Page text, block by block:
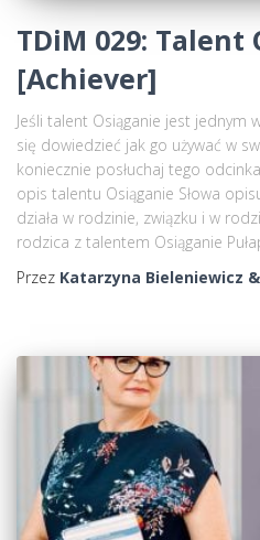
TDiM 029: Talent
[Achiever]
Jeśli talent Osiąganie jest jednym
się dowiedzieć jak go używać w
koniecznie posłuchaj tego
opis talentu Osiąganie Słowa
działa w rodzinie, związku i w
rodzica z talentem Osiąganie
Przez Katarzyna Bieleniewicz